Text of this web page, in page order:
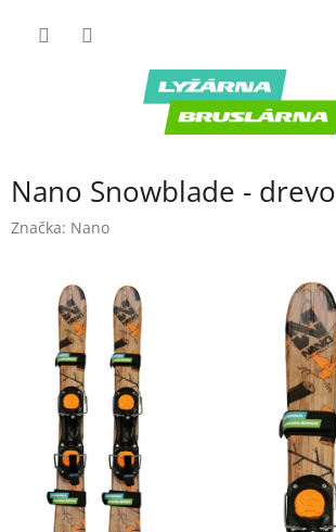
Nano Snowblade - drevo
Značka: Nano